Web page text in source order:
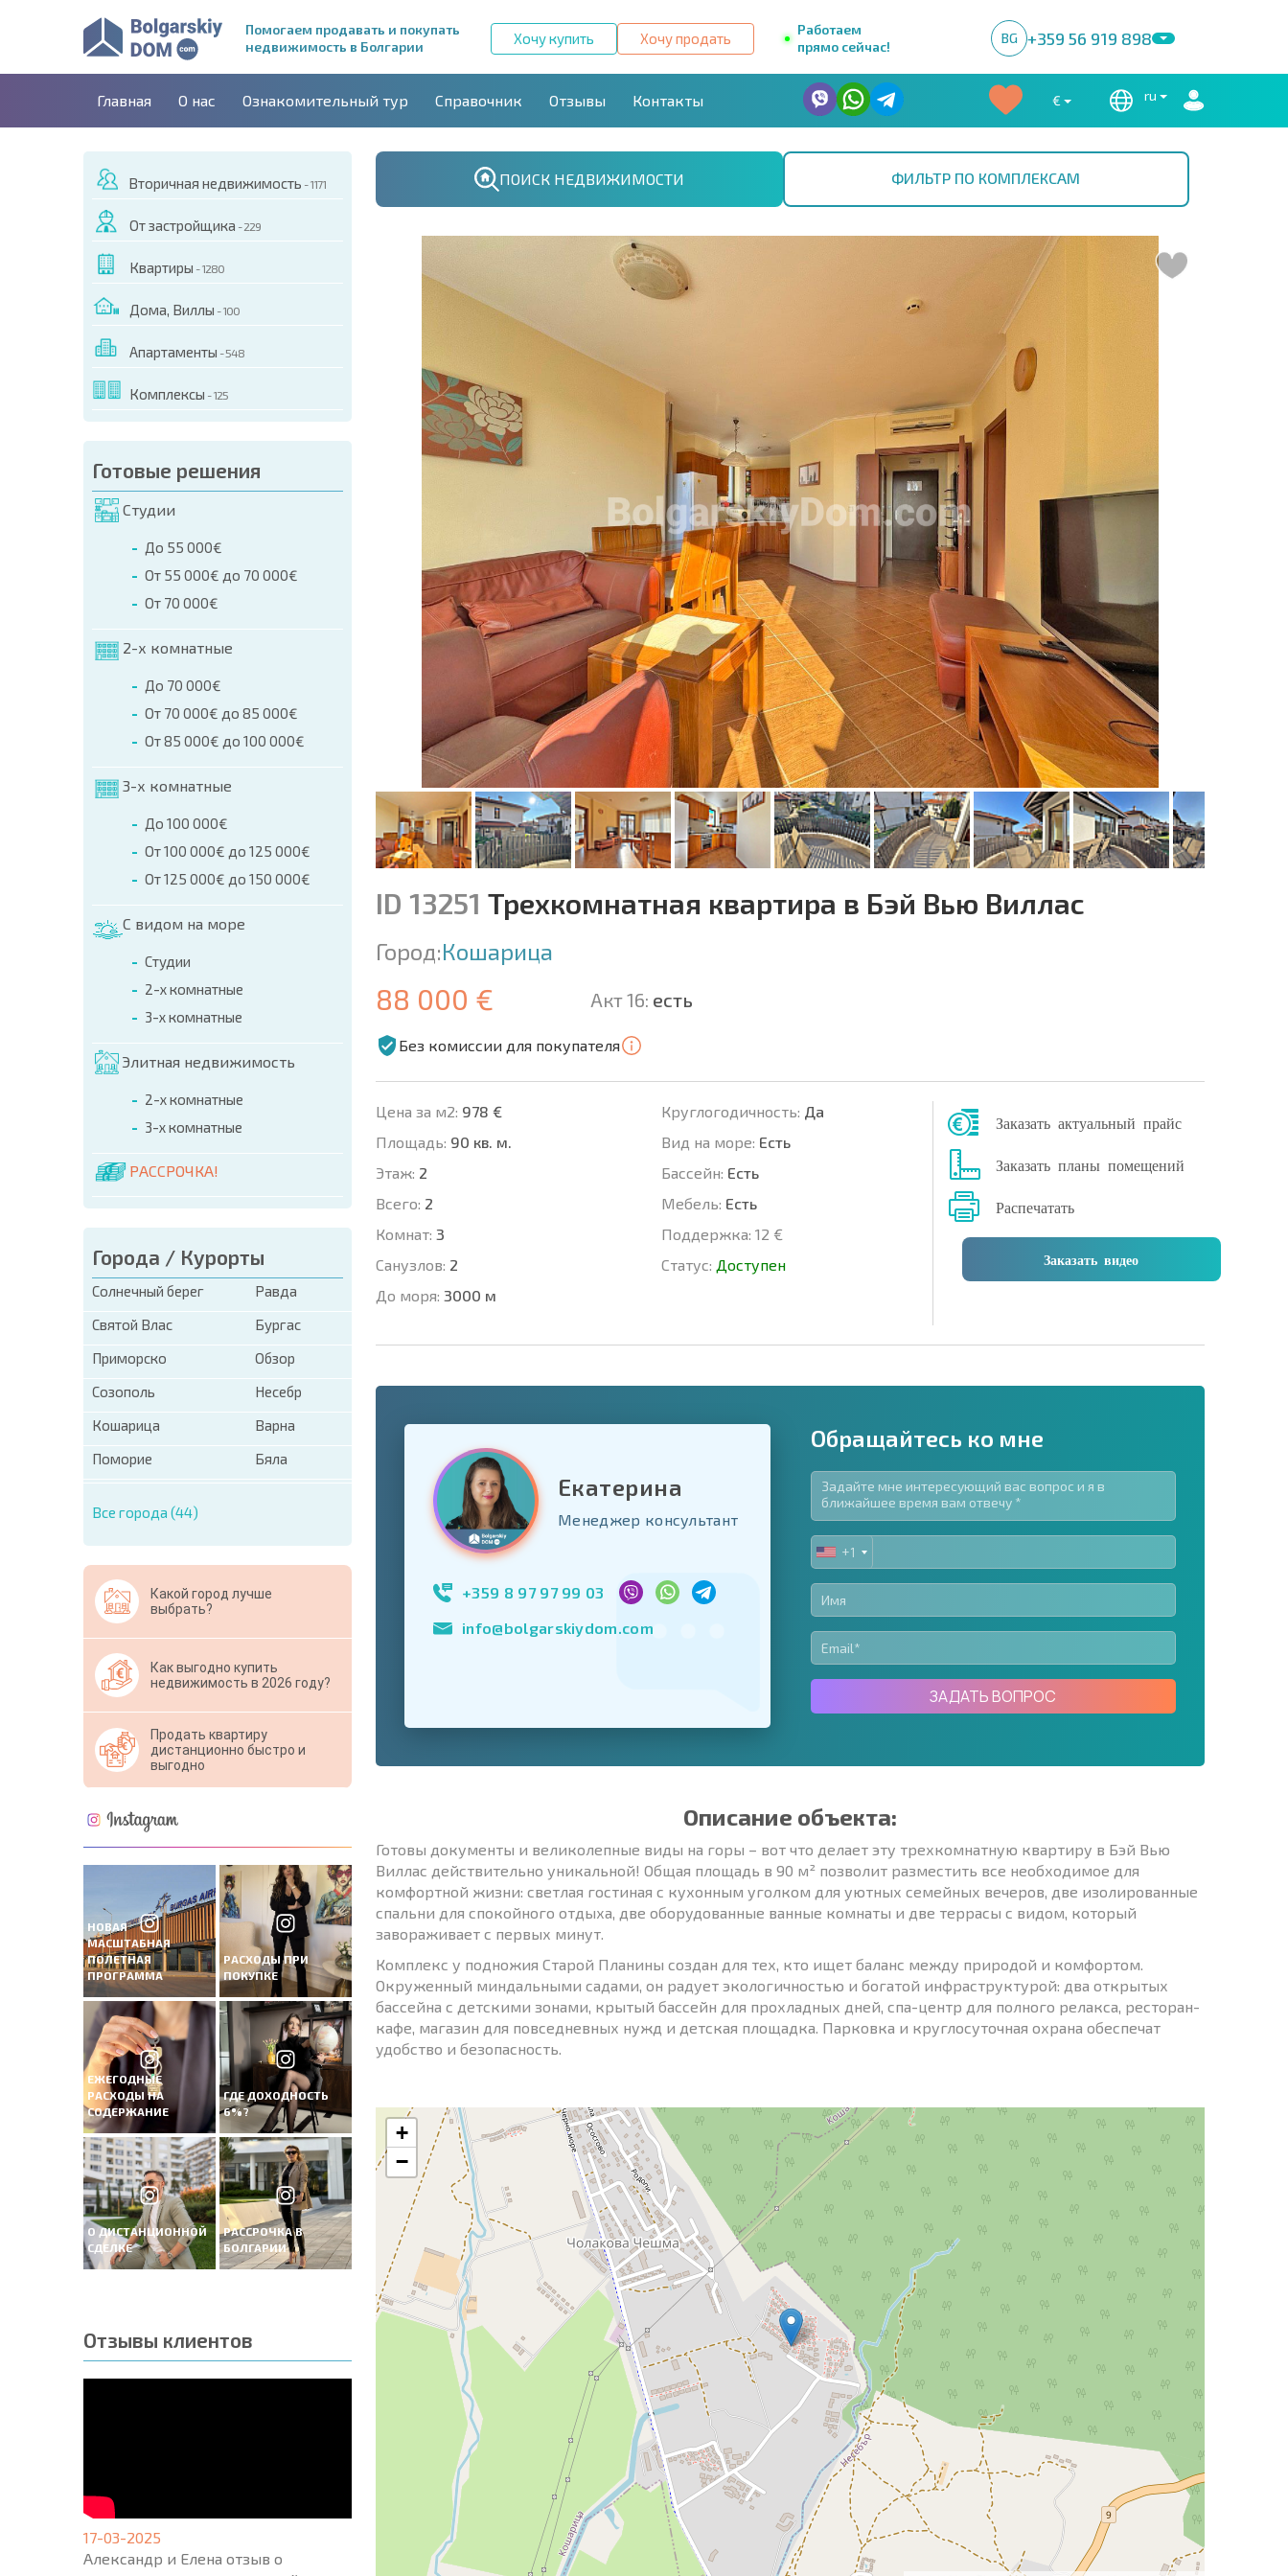
Помогаем продавать и покупать
недвижимость в Болгарии
Хочу купить Хочу продать
Работаем
прямо сейчас!
BG +359 56 919 898
Главная О нас Ознакомительный тур Справочник Отзывы Контакты € ru
Вторичная недвижимость - 1171
От застройщика - 229
Квартиры - 1280
Дома, Виллы - 100
Апартаменты - 548
Комплексы - 125
Готовые решения
Студии
До 55 000€
От 55 000€ до 70 000€
От 70 000€
2-х комнатные
До 70 000€
От 70 000€ до 85 000€
От 85 000€ до 100 000€
3-х комнатные
До 100 000€
От 100 000€ до 125 000€
От 125 000€ до 150 000€
С видом на море
Студии
2-х комнатные
3-х комнатные
Элитная недвижимость
2-х комнатные
3-х комнатные
РАССРОЧКА!
Города / Курорты
Солнечный берег
Равда
Святой Влас
Бургас
Приморско
Обзор
Созополь
Несебр
Кошарица
Варна
Поморие
Бяла
Все города (44)
Какой город лучше
выбрать?
Как выгодно купить
недвижимость в 2026 году?
Продать квартиру
дистанционно быстро и
выгодно
НОВАЯ
МАСШТАБНАЯ
ПОЛЕТНАЯ
ПРОГРАММА
РАСХОДЫ ПРИ
ПОКУПКЕ
ЕЖЕГОДНЫЕ
РАСХОДЫ НА
СОДЕРЖАНИЕ
ГДЕ ДОХОДНОСТЬ
6%?
О ДИСТАНЦИОННОЙ
СДЕЛКЕ
РАССРОЧКА В
БОЛГАРИИ
Отзывы клиентов
17-03-2025
Александр и Елена отзыв о
ПОИСК НЕДВИЖИМОСТИ ФИЛЬТР ПО КОМПЛЕКСАМ
ЭТОГО ОБЪЕКТА
телефонам:
+359 8 9797 99 03
ID 13251 Трехкомнатная квартира в Бэй Вью Виллас
Город:Кошарица
88 000 € Акт 16: есть
Без комиссии для покупателя
Цена за м2: 978 €
Площадь: 90 кв. м.
Этаж: 2
Всего: 2
Комнат: 3
Санузлов: 2
До моря: 3000 м
Круглогодичность: Да
Вид на море: Есть
Басcейн: Есть
Мебель: Есть
Поддержка: 12 €
Статус: Доступен
Заказать актуальный прайс
Заказать планы помещений
Распечатать
Заказать видео
United
+1
* Поля обязательные для заполнения
Свернуть форму
Подписаться на рассылку | Нажимая кнопку, вы разрешаете
использование своих данных.
Отправить сообщение
Екатерина
Менеджер консультант
+359 8 97 97 99 03
info@bolgarskiydom.com
Обращайтесь ко мне
UNITED
STATES
+1
+1
ЗАДАТЬ ВОПРОС
Описание объекта:
Готовы документы и великолепные виды на горы – вот что делает эту трехкомнатную квартиру в Бэй Вью
Виллас действительно уникальной! Общая площадь в 90 м² позволит разместить все необходимое для
комфортной жизни: светлая гостиная с кухонным уголком для уютных семейных вечеров, две изолированные
спальни для спокойного отдыха, две оборудованные ванные комнаты и две террасы с видом, который
завораживает с первых минут.
Комплекс у подножия Старой Планины создан для тех, кто ищет баланс между природой и комфортом.
Окруженный миндальными садами, он радует экологичностью и богатой инфраструктурой: два открытых
бассейна с детскими зонами, крытый бассейн для прохладных дней, спа-центр для полного релакса, ресторан-
кафе, магазин для повседневных нужд и детская площадка. Парковка и круглосуточная охрана обеспечат
удобство и безопасность.
+
−